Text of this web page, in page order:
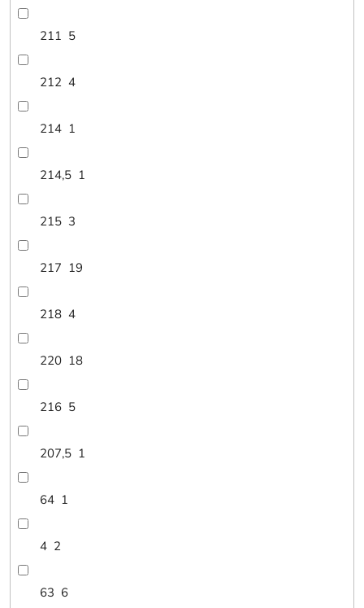
211 5
212 4
214 1
214,5 1
215 3
217 19
218 4
220 18
216 5
207,5 1
64 1
4 2
63 6